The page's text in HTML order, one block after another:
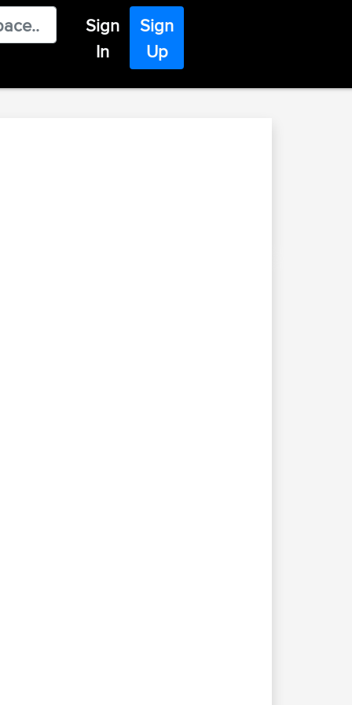
Sign
In
Sign
Up